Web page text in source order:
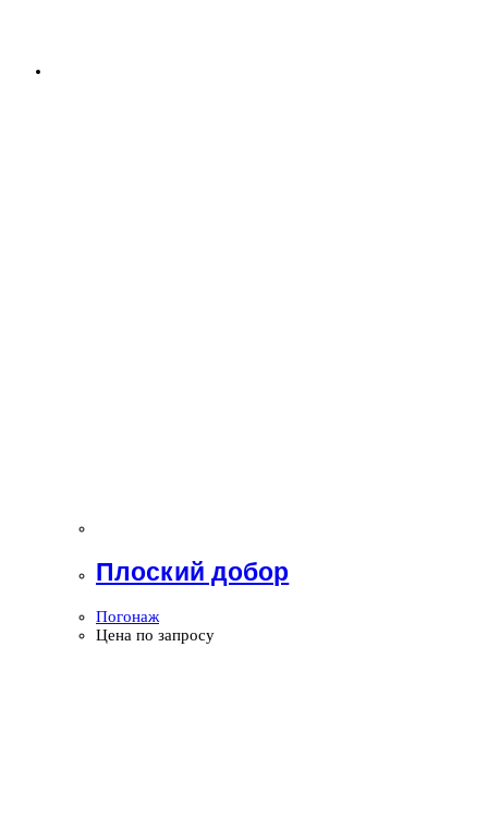
Плоский добор
Погонаж
Цена по запросу